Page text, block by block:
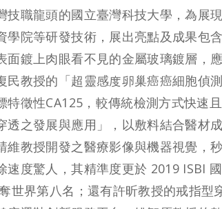
技職龍頭的國立臺灣科技大學，為展
學院等研發技術，展出亮點及成果包
面鍍上肉眼看不見的金屬玻璃鍍層，
民教授的「超靈感度卵巢癌癌細胞偵
特徵性CA125，較傳統檢測方式快速
透之發展與應用」，以敷料結合醫材
維教授開發之醫療影像與機器視覺
速度驚人，其精準度更於 2019 ISBI
世界第八名；還有許昕教授的戒指